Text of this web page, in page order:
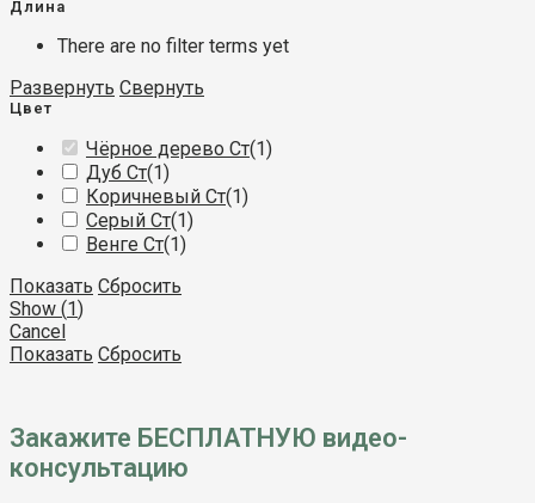
Длина
There are no filter terms yet
Развернуть Свернуть
Цвет
Чёрное дерево Ст(1)
Дуб Ст(1)
Коричневый Ст(1)
Серый Ст(1)
Венге Ст(1)
Показать Сбросить
Show (1)
Cancel
Показать Сбросить
Закажите БЕСПЛАТНУЮ видео-
консультацию